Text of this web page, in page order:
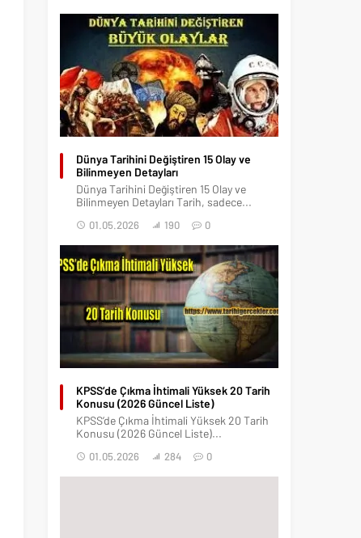
Dünya Tarihini Değiştiren 15 Olay ve
Bilinmeyen Detayları
Dünya Tarihini Değiştiren 15 Olay ve
Bilinmeyen Detayları Tarih, sadece...
01.05.2026 190 0
KPSS’de Çıkma İhtimali Yüksek 20 Tarih
Konusu (2026 Güncel Liste)
KPSS’de Çıkma İhtimali Yüksek 20 Tarih
Konusu (2026 Güncel Liste)...
01.05.2026 284 0